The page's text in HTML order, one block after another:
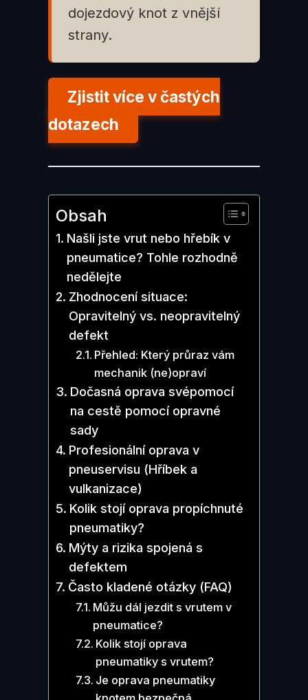
dojezdový knot z vnější
strany.
Zjistit více v častých
dotazech
Obsah
Našli jste vrut nebo hřebík v
pneumatice? Tohle rozhodně
nedělejte
Zhodnocení situace:
Opravitelný vs. neopravitelný
defekt
Přehled: Který průraz vám
mechanik (ne)opraví
Dočasná oprava svépomocí
na cestě pomocí opravné
sady
Profesionální oprava v
pneuservisu (Hříbek a
vulkanizace)
Kolik stojí oprava propíchnuté
pneumatiky?
Mýty a rizika spojená s
defektem
Často kladené otázky (FAQ)
Můžu dál jezdit s vrutem v
pneumatice?
Kolik stojí oprava
pneumatiky s vrutem?
Je oprava pneumatiky